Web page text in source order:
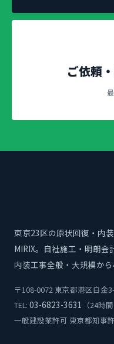
ご依頼
東京23区の原状回復・内
MIRIX。自社施工・明朗会
内装工事全般・大規模か
〒108-0072 東京都港区白金
TEL: 03-6823-3631 （24時
一般建設業許可 東京都知事